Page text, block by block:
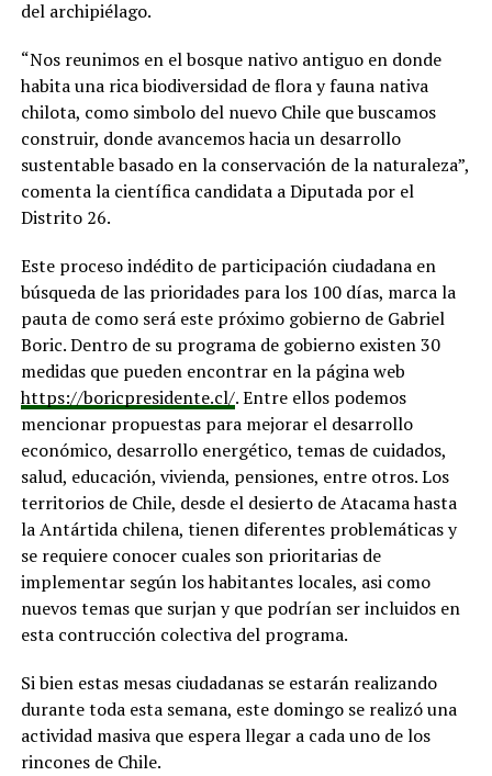
del archipiélago.
“Nos reunimos en el bosque nativo antiguo en donde
habita una rica biodiversidad de flora y fauna nativa
chilota, como simbolo del nuevo Chile que buscamos
construir, donde avancemos hacia un desarrollo
sustentable basado en la conservación de la naturaleza”,
comenta la científica candidata a Diputada por el
Distrito 26.
Este proceso indédito de participación ciudadana en
búsqueda de las prioridades para los 100 días, marca la
pauta de como será este próximo gobierno de Gabriel
Boric. Dentro de su programa de gobierno existen 30
medidas que pueden encontrar en la página web
https://boricpresidente.cl/. Entre ellos podemos
mencionar propuestas para mejorar el desarrollo
económico, desarrollo energético, temas de cuidados,
salud, educación, vivienda, pensiones, entre otros. Los
territorios de Chile, desde el desierto de Atacama hasta
la Antártida chilena, tienen diferentes problemáticas y
se requiere conocer cuales son prioritarias de
implementar según los habitantes locales, asi como
nuevos temas que surjan y que podrían ser incluidos en
esta contrucción colectiva del programa.
Si bien estas mesas ciudadanas se estarán realizando
durante toda esta semana, este domingo se realizó una
actividad masiva que espera llegar a cada uno de los
rincones de Chile.